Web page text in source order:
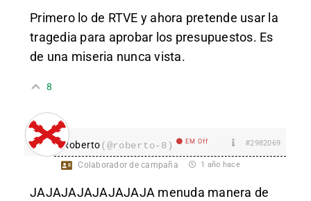
Primero lo de RTVE y ahora pretende usar la
tragedia para aprobar los presupuestos. Es
de una miseria nunca vista.
8
Roberto(@roberto-8) EM Off #2982069
Colaborador de campaña 1 año hace
JAJAJAJAJAJAJAJA menuda manera de